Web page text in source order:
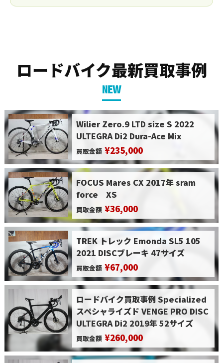
ロードバイク最新買取事例
NEW
Wilier Zero.9 LTD size S 2022
ULTEGRA Di2 Dura-Ace Mix
買取金額 ¥235,000
FOCUS Mares CX 2017年 sram
force XS
買取金額 ¥36,000
TREK トレック Emonda SL5 105
2021 DISCブレーキ 47サイズ
買取金額 ¥67,000
ロードバイク買取事例 Specialized
スペシャライズド VENGE PRO DISC
ULTEGRA Di2 2019年 52サイズ
買取金額 ¥260,000